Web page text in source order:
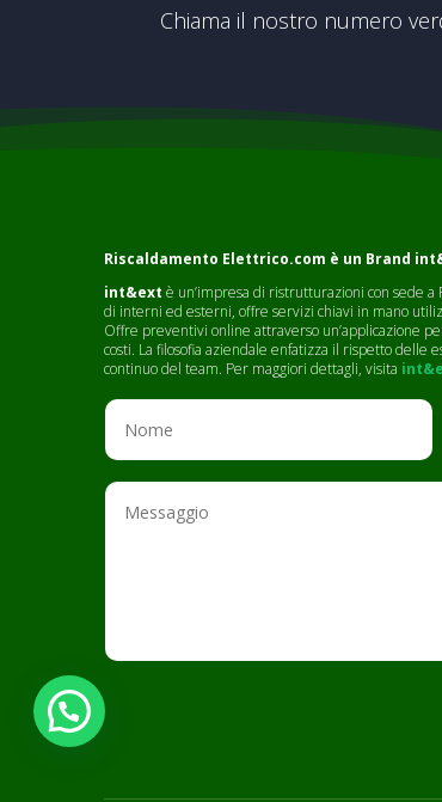
Chiama il nostro numero
Riscaldamento Elettrico.com è un Brand
int&ext è un’impresa di ristrutturazioni con sede
di interni ed esterni, offre servizi chiavi in mano
Offre preventivi online attraverso un’applicazione
costi. La filosofia aziendale enfatizza il rispetto delle
continuo del team. Per maggiori dettagli, visita